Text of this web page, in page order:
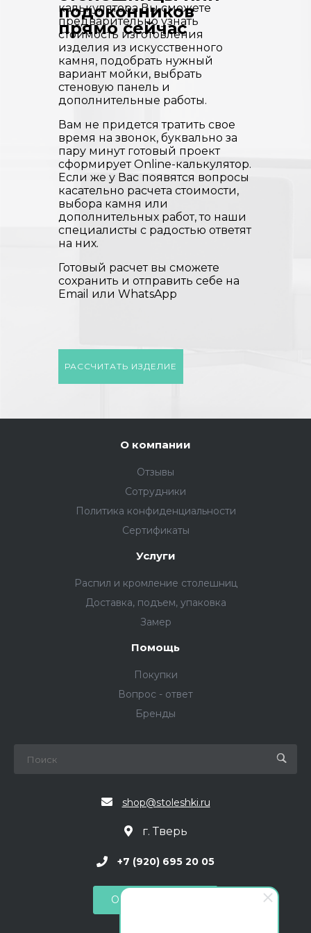
РАССЧИТАТЬ ИЗДЕЛИЕ
калькулятора Вы сможете
предварительно узнать
стоимость изготовления
изделия из искусственного
камня, подобрать нужный
вариант мойки, выбрать
стеновую панель и
дополнительные работы.
Вам не придется тратить свое
время на звонок, буквально за
пару минут готовый проект
сформирует Online-калькулятор.
Если же у Вас появятся вопросы
касательно расчета стоимости,
выбора камня или
дополнительных работ, то наши
специалисты с радостью ответят
на них.
Готовый расчет вы сможете
сохранить и отправить себе на
Email или WhatsApp
подоконников
прямо сейчас
О компании
Отзывы
Сотрудники
Политика конфиденциальности
Сертификаты
Услуги
Распил и кромление столешниц
Доставка, подъем, упаковка
Замер
Помощь
Покупки
Вопрос - ответ
Бренды
shop@stoleshki.ru
г. Тверь
+7 (920) 695 20 05
Обратный звонок